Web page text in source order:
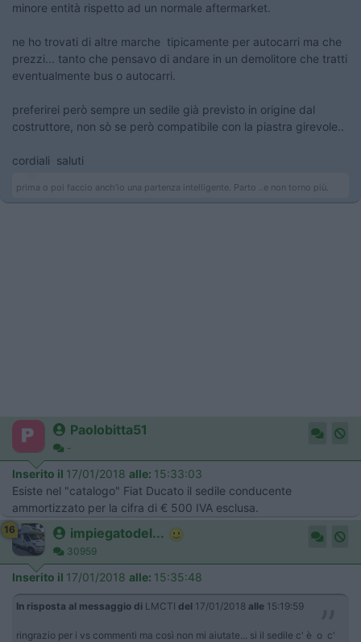
minore entità rispetto ad un normale aftermarket.
ne ho trovati di altre marche tipicamente per autocarri ma che
prezzi... tanto che pensavo di andare in un demolitore che tratti
eventualmente bus o autocarri.
preferirei però sempre un sedile già previsto in origine dal
costruttore, non sò se però compatibile con la piastra girevole..
cordiali saluti
prima o poi faccio anch’io una partenza intelligente. Parto ..e non torno più.
Paolobitta51
-
Inserito il 17/01/2018 alle: 15:33:03
Esiste nel "catalogo" Fiat Ducato il sedile conducente
ammortizzato per la cifra di € 500 IVA esclusa.
16 impiegatodel...
30959
Inserito il 17/01/2018 alle: 15:35:48
In risposta al messaggio di LMCTI del 17/01/2018 alle 15:19:59
ringrazio per i vs commenti ma così non mi aiutate... si il sedile c' è o c'